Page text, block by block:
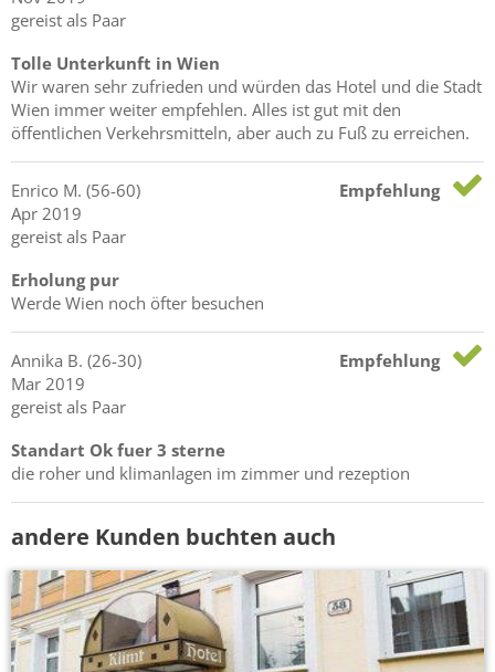
gereist als Paar
Tolle Unterkunft in Wien
Wir waren sehr zufrieden und würden das Hotel und die Stadt
Wien immer weiter empfehlen. Alles ist gut mit den
öffentlichen Verkehrsmitteln, aber auch zu Fuß zu erreichen.
Enrico M. (56-60)
Apr 2019
gereist als Paar
Empfehlung
Erholung pur
Werde Wien noch öfter besuchen
Annika B. (26-30)
Mar 2019
gereist als Paar
Empfehlung
Standart Ok fuer 3 sterne
die roher und klimanlagen im zimmer und rezeption
andere Kunden buchten auch